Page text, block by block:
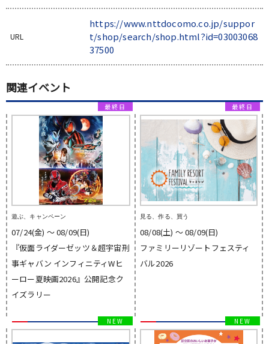
URL
https://www.nttdocomo.co.jp/suppor
t/shop/search/shop.html?id=03003068
37500
関連イベント
遊ぶ、キャンペーン
07/24(金) 〜 08/09(日)
『仮面ライダーゼッツ＆超宇宙刑
事ギャバン インフィニティWヒ
ーロー夏映画2026』公開記念ク
イズラリー
見る、作る、買う
08/08(土) 〜 08/09(日)
ファミリーリゾートフェスティ
バル2026